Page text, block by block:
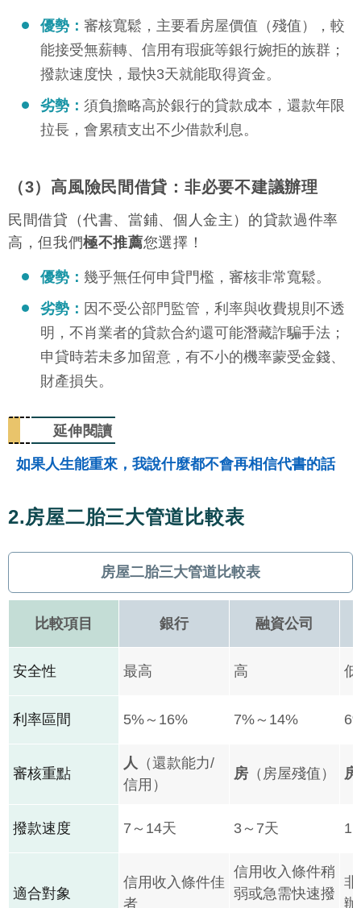
優勢： 審核寬鬆，主要看房屋價值（殘值），較
能接受無薪轉、信用有瑕疵等銀行婉拒的族群；
撥款速度快，最快3天就能取得資金。
劣勢： 須負擔略高於銀行的貸款成本，還款年限
拉長，會累積支出不少借款利息。
（3）高風險民間借貸：非必要不建議辦理
民間借貸（代書、當鋪、個人金主）的貸款過件率
高，但我們極不推薦您選擇！
優勢： 幾乎無任何申貸門檻，審核非常寬鬆。
劣勢： 因不受公部門監管，利率與收費規則不透
明，不肖業者的貸款合約還可能潛藏詐騙手法；
申貸時若未多加留意，有不小的機率蒙受金錢、
財產損失。
延伸閱讀
如果人生能重來，我說什麼都不會再相信代書的話
2.房屋二胎三大管道比較表
房屋二胎三大管道比較表
比較項目 銀行 融資公司
安全性 最高 高 低
利率區間 5%～16% 7%～14%
審核重點
人 （還款能力/
信用）
房 （房屋殘值） 房
撥款速度 7～14天 3～7天 1
適合對象
信用收入條件佳
者
信用收入條件稍
弱或急需快速撥
辦